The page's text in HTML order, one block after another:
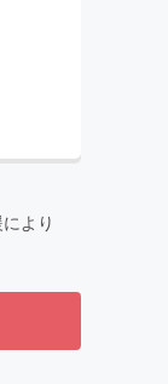
より